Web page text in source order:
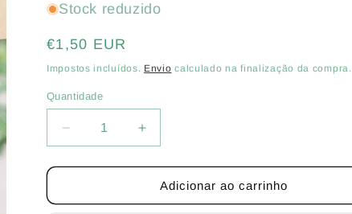
Stock reduzido
Preço
normal
€1,50 EUR
Impostos incluídos. Envio calculado na finalização da compra.
Quantidade
Quantidade
Diminuir
a
quantidade
ECO
Aumentar
a
quantidade
ECO
Adicionar ao carrinho